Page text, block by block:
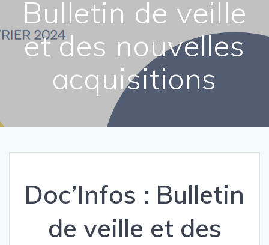
Bulletin de veille
et des nouvelles
acquisitions
Doc’Infos : Bulletin
de veille et des